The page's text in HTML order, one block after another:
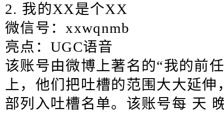
2. 我的XX是个XX
微信号：xxwqnmb
亮点：UGC语音
该账号由微博上著名的“我的前
上，他们把吐槽的范围大大延
部列入吐槽名单。该账号每 天